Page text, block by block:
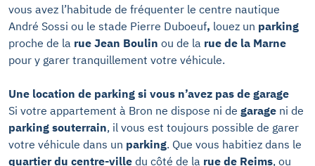
vous avez l’habitude de fréquenter le centre nautique
André Sossi ou le stade Pierre Duboeuf, louez un parking
proche de la rue Jean Boulin ou de la rue de la Marne
pour y garer tranquillement votre véhicule.
Une location de parking si vous n’avez pas de garage
Si votre appartement à Bron ne dispose ni de garage ni de
parking souterrain, il vous est toujours possible de garer
votre véhicule dans un parking. Que vous habitiez dans le
quartier du centre-ville du côté de la rue de Reims, ou